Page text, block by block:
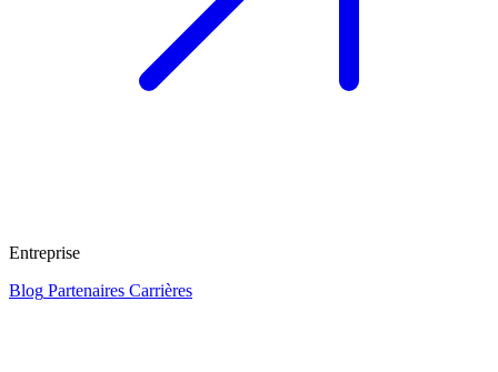
Entreprise
Blog Partenaires Carrières